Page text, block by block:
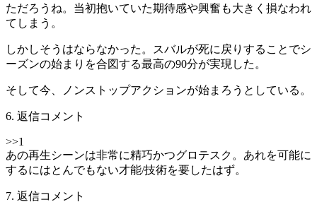
ただろうね。当初抱いていた期待感や興奮も大きく損なわれ
てしまう。
しかしそうはならなかった。スバルが死に戻りすることでシ
ーズンの始まりを合図する最高の90分が実現した。
そして今、ノンストップアクションが始まろうとしている。
6. 返信コメント
>>1
あの再生シーンは非常に精巧かつグロテスク。あれを可能に
するにはとんでもない才能/技術を要したはず。
7. 返信コメント